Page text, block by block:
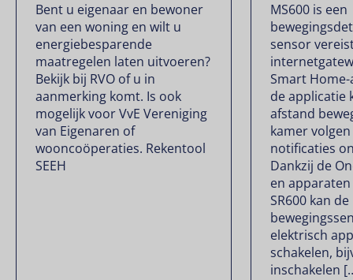
Bent u eigenaar en bewoner
van een woning en wilt u
energiebesparende
maatregelen laten uitvoeren?
Bekijk bij RVO of u in
aanmerking komt. Is ook
mogelijk voor VvE Vereniging
van Eigenaren of
wooncoöperaties. Rekentool
SEEH
MS600 is een
sensor
Smart
de applicatie
afstand
kamer
notificaties
Dankzij de
en apparaten
SR600 kan de
elektrisch
schakelen,
inschakelen